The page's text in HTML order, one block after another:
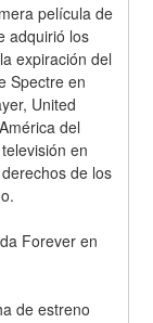
película de
adquirió los
expiración del
Spectre en
United
del
en
de los
Forever en
de estreno